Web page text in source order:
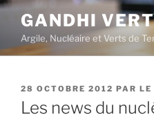
Aller
contenu
principal
GANDHI
Argile, Nucléaire et Verts de
PUBLIÉ
LE
28 OCTOBRE 2012 PAR LE
Les news du